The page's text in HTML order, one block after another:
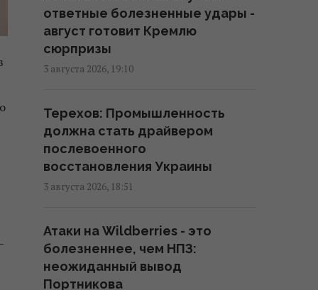
РФ полностью уничтожила
центральный склад известного
немецкого производителя
14:42 среда, 05 августа 2026
Varus поглощает обширную
сеть магазинов "возле дома":
стали известны детали сделки
В Украине готовят масштабную
пенсионную реформу: что
ответные болезненные удары -
август готовит Кремлю
сюрпризы
3 августа 2026, 19:10
Терехов: Промышленность
должна стать драйвером
послевоенного
восстановления Украины
3 августа 2026, 18:51
Атаки на Wildberries - это
болезненнее, чем НПЗ:
неожиданный вывод
Портникова